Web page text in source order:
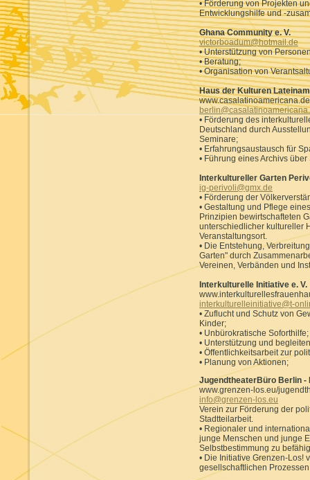
• Förderung von Projekten
Entwicklungshilfe und -
Ghana Community e. V.
victorboadum@hotmail.de
• Unterstützung von
• Beratung;
• Organisation von
Haus der Kulturen
www.casalatinoamericana.de
• Förderung des
Deutschland durch
Seminare;
• Erfahrungsaustausch für
• Führung eines Archivs
Interkultureller Garten
ig-perivoli@gmx.de
• Förderung der
• Gestaltung und Pflege
Prinzipien bewirtschafteten
unterschiedlicher kultureller
Veranstaltungsort.
• Die Entstehung,
Garten" durch
Vereinen, Verbänden und
Interkulturelle Initiative e. V.
interkulturelleinitiative@t-
• Zuflucht und Schutz von
Kinder;
• Unbürokratische Soforthilfe;
• Unterstützung und
• Öffentlichkeitsarbeit zur
• Planung von Aktionen;
JugendtheaterBüro Berlin -
www.grenzen-los.eu/
info@grenzen-los.eu
Verein zur Förderung der
Stadtteilarbeit.
• Regionaler und
junge Menschen und junge
Selbstbestimmung zu
• Die Initiative Grenzen-Los!
gesellschaftlichen